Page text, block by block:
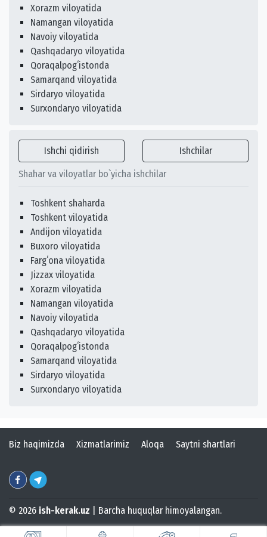
Xorazm viloyatida
Namangan viloyatida
Navoiy viloyatida
Qashqadaryo viloyatida
Qoraqalpogʻistonda
Samarqand viloyatida
Sirdaryo viloyatida
Surxondaryo viloyatida
Ishchi qidirish Ishchilar
Shahar va viloyatlar bo`yicha ishchilar
Toshkent shaharda
Toshkent viloyatida
Andijon viloyatida
Buxoro viloyatida
Fargʻona viloyatida
Jizzax viloyatida
Xorazm viloyatida
Namangan viloyatida
Navoiy viloyatida
Qashqadaryo viloyatida
Qoraqalpogʻistonda
Samarqand viloyatida
Sirdaryo viloyatida
Surxondaryo viloyatida
Biz haqimizda Xizmatlarimiz Aloqa Saytni shartlari
© 2026 ish-kerak.uz | Barcha huquqlar himoyalangan.